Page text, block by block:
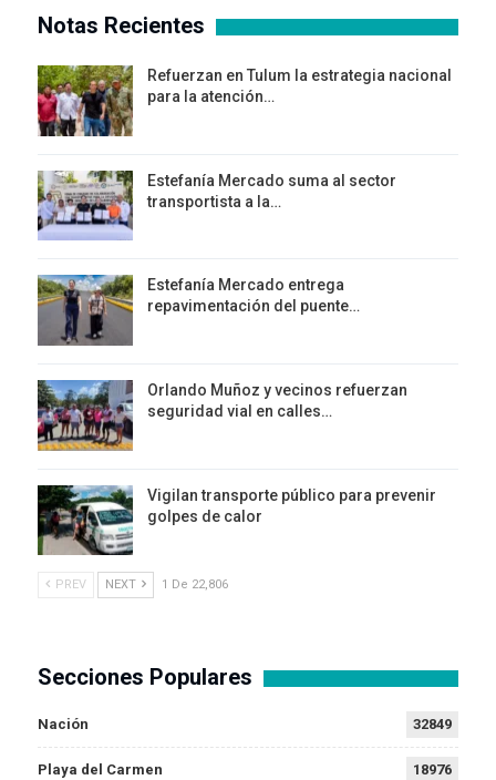
Notas Recientes
Refuerzan en Tulum la estrategia nacional
para la atención…
Estefanía Mercado suma al sector
transportista a la…
Estefanía Mercado entrega
repavimentación del puente…
Orlando Muñoz y vecinos refuerzan
seguridad vial en calles…
Vigilan transporte público para prevenir
golpes de calor
PREV NEXT 1 De 22,806
Secciones Populares
Nación 32849
Playa del Carmen 18976